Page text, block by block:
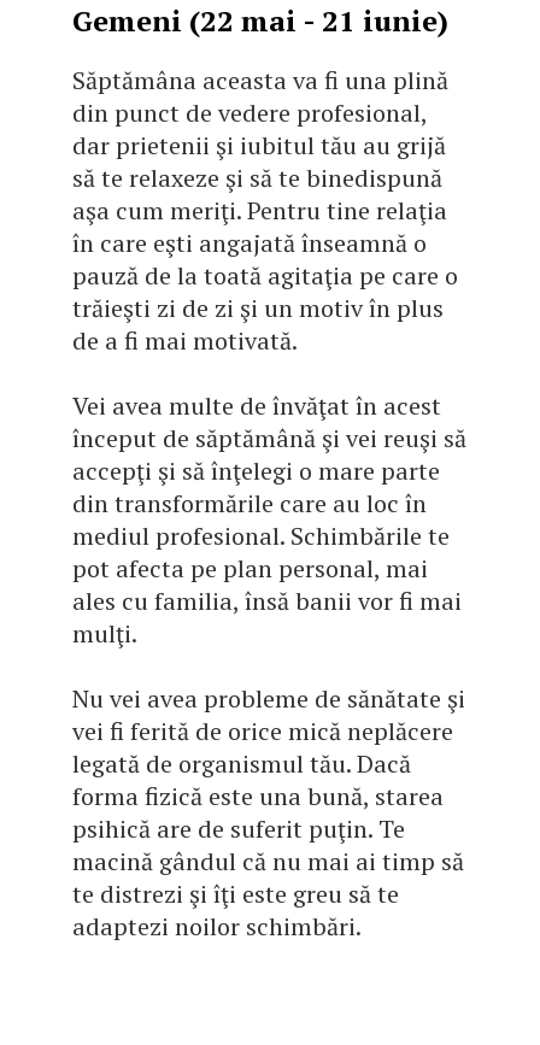
Gemeni (22 mai - 21 iunie)
Săptămâna aceasta va fi una plină
din punct de vedere profesional,
dar prietenii şi iubitul tău au grijă
să te relaxeze şi să te binedispună
aşa cum meriţi. Pentru tine relaţia
în care eşti angajată înseamnă o
pauză de la toată agitaţia pe care o
trăieşti zi de zi şi un motiv în plus
de a fi mai motivată.
Vei avea multe de învăţat în acest
început de săptămână şi vei reuşi să
accepţi şi să înţelegi o mare parte
din transformările care au loc în
mediul profesional. Schimbările te
pot afecta pe plan personal, mai
ales cu familia, însă banii vor fi mai
mulţi.
Nu vei avea probleme de sănătate şi
vei fi ferită de orice mică neplăcere
legată de organismul tău. Dacă
forma fizică este una bună, starea
psihică are de suferit puţin. Te
macină gândul că nu mai ai timp să
te distrezi şi îţi este greu să te
adaptezi noilor schimbări.